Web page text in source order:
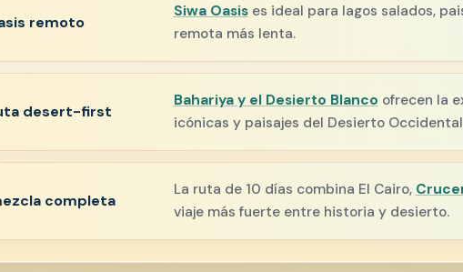
remoto
Siwa Oasises ideal para lagos salados,
remota más lenta.
desert-first
Bahariya y el Desierto Blanco ofrecen la
icónicas y paisajes del Desierto
completa
La ruta de 10 días combina El Cairo,
viaje más fuerte entre historia y desierto.